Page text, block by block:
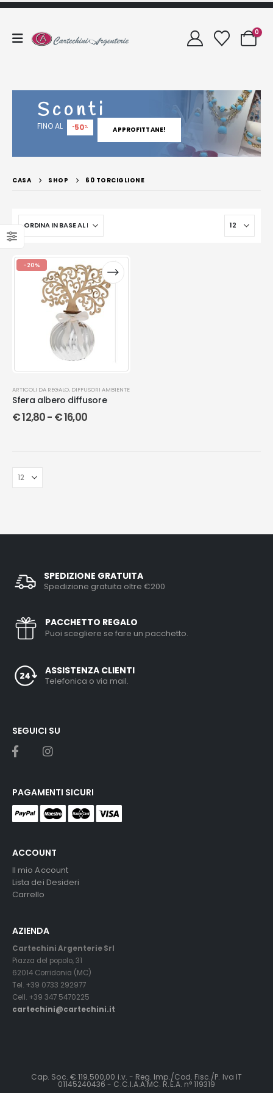
0
Sconti
FINO AL -50% APPROFITTANE!
CASA SHOP 60 TORCIGLIONE
-20%
ARTICOLI DA REGALO, DIFFUSORI AMBIENTE
Sfera albero diffusore
€12,80- €16,00
SPEDIZIONE GRATUITA
Spedizione gratuita oltre €200
PACCHETTO REGALO
Puoi scegliere se fare un pacchetto.
ASSISTENZA CLIENTI
Telefonica o via mail.
ACCOUNT
Il mio Account
Lista dei Desideri
Carrello
AZIENDA
Cartechini Argenterie Srl
Piazza del popolo, 31
62014 Corridonia (MC)
Tel. +39 0733 292977
Cell. +39 347 5470225
cartechini@cartechini.it
SEGUICI SU
PAGAMENTI SICURI
Cap. Soc. € 119.500,00 i.v. - Reg. Imp./Cod. Fisc./P. Iva IT
01145240436 - C.C.I.A.A.MC. R.E.A. n° 119319